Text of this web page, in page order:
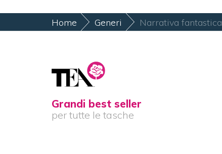
Home Generi Narrativa fantastica
Grandi best seller
per tutte le tasche